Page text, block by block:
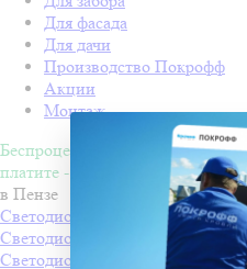
Для фасада
Для дачи
Производство Покрофф
Акции
Монтаж
Беспроцентная рассрочка на 4
платите - потом!
в Пензе
Светодиодная "Снежинка LED"
Светодиодная "Снежинка
Светодиодная "Снежинка LED"